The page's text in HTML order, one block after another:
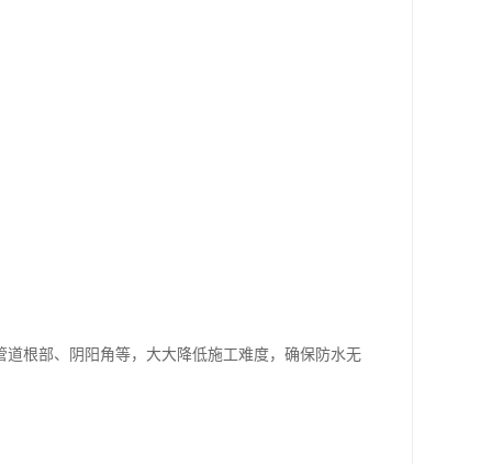
根部、阴阳角等，大大降低施工难度，确保防水无